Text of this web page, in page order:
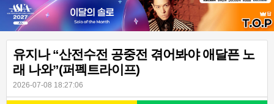
유지나 “산전수전 공중전 겪어봐야 애달픈 노
래 나와”(퍼펙트라이프)
2026-07-08 18:27:06